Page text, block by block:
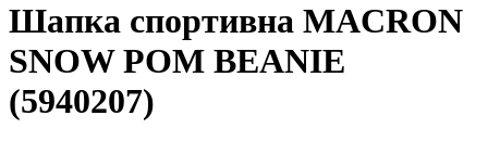
Шапка спортивна MACRON
SNOW POM BEANIE
(5940207)